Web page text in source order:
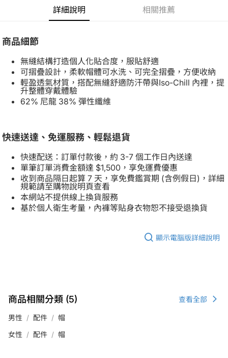
詳細說明 相關推薦
商品細節
無縫結構打造個人化貼合度，服貼舒適
可摺疊設計，柔軟帽體可水洗、可完全摺疊，方便收納
輕盈透氣材質，搭配無縫舒適防汗帶與Iso-Chill 內裡，提
升整體穿戴體驗
62% 尼龍 38% 彈性纖維
快速送達、免運服務、輕鬆退貨
快速配送：訂單付款後，約 3-7 個工作日內送達
單筆訂單消費金額達 $1,500，享免運費優惠
收到商品隔日起算 7 天，享免費鑑賞期 (含例假日)，詳細
規範請至購物說明頁查看
本網站不提供線上換貨服務
基於個人衛生考量，內褲等貼身衣物恕不接受退換貨
顯示電腦版詳細說明
商品相關分類 (5) 查看全部
男性 配件
帽
女性
配件 帽